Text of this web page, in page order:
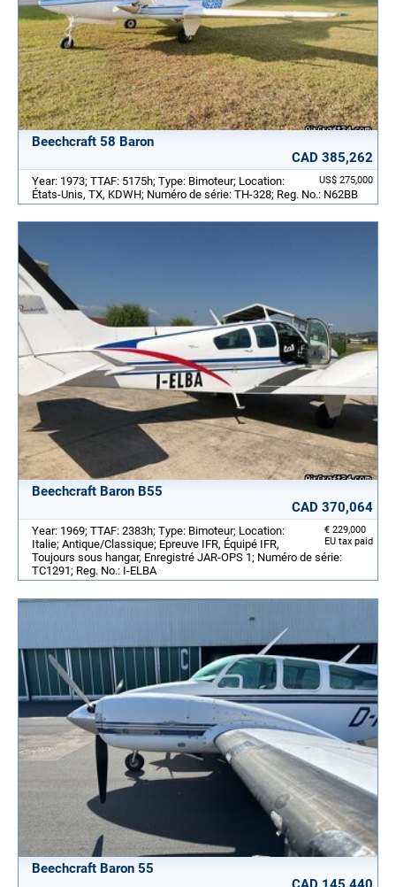
Beechcraft 58 Baron
CAD 385,262
US$ 275,000
Year: 1973; TTAF: 5175h; Type: Bimoteur; Location:
États-Unis, TX, KDWH; Numéro de série: TH-328; Reg. No.: N62BB
Beechcraft Baron B55
CAD 370,064
€ 229,000
EU tax paid
Year: 1969; TTAF: 2383h; Type: Bimoteur; Location:
Italie; Antique/Classique; Epreuve IFR, Équipé IFR,
Toujours sous hangar, Enregistré JAR-OPS 1; Numéro de série:
TC1291; Reg. No.: I-ELBA
Beechcraft Baron 55